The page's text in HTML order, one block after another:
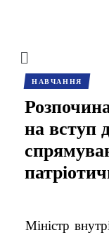
НАВЧАННЯ
на вступ
Міністр